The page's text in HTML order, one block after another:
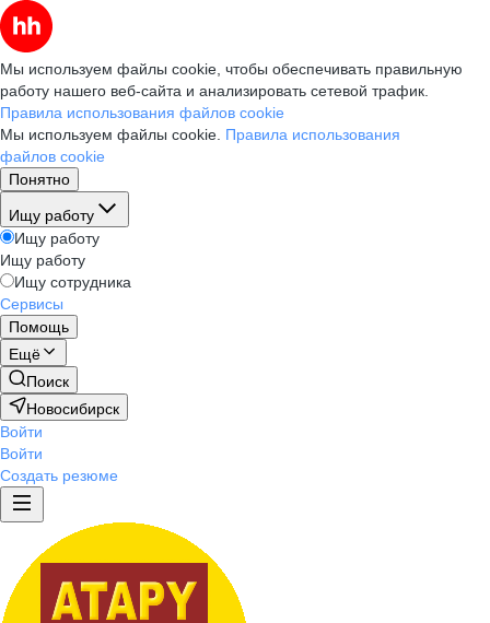
Мы используем файлы cookie, чтобы обеспечивать правильную
работу нашего веб-сайта и анализировать сетевой трафик.
Правила использования файлов cookie
Мы используем файлы cookie. Правила использования
файлов cookie
Понятно
Ищу работу
Ищу работу
Ищу работу
Ищу сотрудника
Сервисы
Помощь
Ещё
Поиск
Новосибирск
Войти
Войти
Создать резюме